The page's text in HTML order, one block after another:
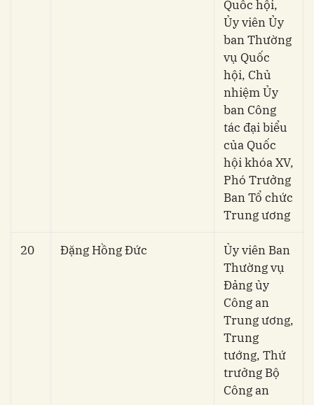
Quốc hội,
Ủy viên Ủy
ban Thường
vụ Quốc
hội, Chủ
nhiệm Ủy
ban Công
tác đại biểu
của Quốc
hội khóa XV,
Phó Trưởng
Ban Tổ chức
Trung ương
20 Đặng Hồng Đức
Ủy viên Ban
Thường vụ
Đảng ủy
Công an
Trung ương,
Trung
tướng, Thứ
trưởng Bộ
Công an